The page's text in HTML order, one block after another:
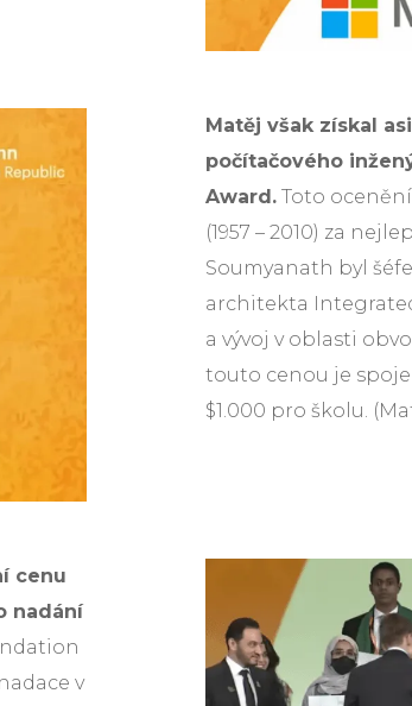
Matěj však získal
počítačového
Award. Toto
(1957 – 2010) za
Soumyanath byl
architekta
a vývoj v oblasti
touto cenou je
$1.000 pro školu.
cenu
nadání
v